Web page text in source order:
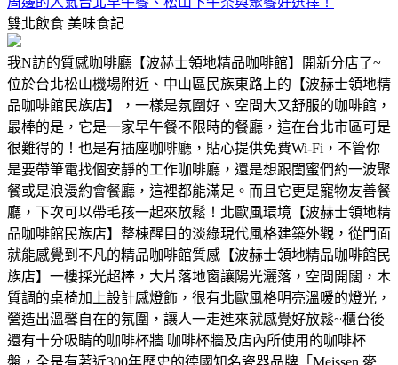
雙北飲食 美味食記
我N訪的質感咖啡廳【波赫士領地精品咖啡館】開新分店了~
位於台北松山機場附近、中山區民族東路上的【波赫士領地精
品咖啡館民族店】，一樣是氛圍好、空間大又舒服的咖啡館，
最棒的是，它是一家早午餐不限時的餐廳，這在台北市區可是
很難得的！也是有插座咖啡廳，貼心提供免費Wi-Fi，不管你
是要帶筆電找個安靜的工作咖啡廳，還是想跟閨蜜們約一波聚
餐或是浪漫約會餐廳，這裡都能滿足。而且它更是寵物友善餐
廳，下次可以帶毛孩一起來放鬆！北歐風環境【波赫士領地精
品咖啡館民族店】整棟醒目的淡綠現代風格建築外觀，從門面
就能感覺到不凡的精品咖啡館質感【波赫士領地精品咖啡館民
族店】一樓採光超棒，大片落地窗讓陽光灑落，空間開闊，木
質調的桌椅加上設計感燈飾，很有北歐風格明亮溫暖的燈光，
營造出溫馨自在的氛圍，讓人一走進來就感覺好放鬆~櫃台後
還有十分吸睛的咖啡杯牆 咖啡杯牆及店內所使用的咖啡杯
盤，全是有著近300年歷史的德國知名瓷器品牌「Meissen 麥